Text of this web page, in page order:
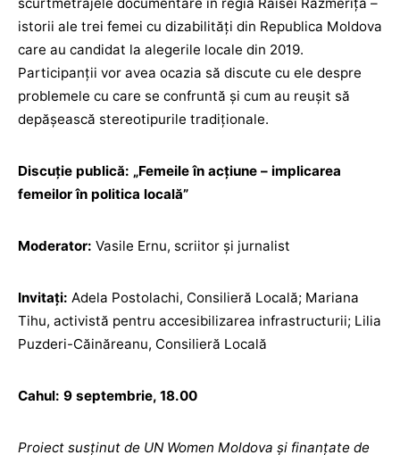
istorii ale trei femei cu dizabilități din Republica Moldova
care au candidat la alegerile locale din 2019.
Participanții vor avea ocazia să discute cu ele despre
problemele cu care se confruntă și cum au reușit să
depășească stereotipurile tradiționale.
Discuție publică: „Femeile în acţiune – implicarea
femeilor în politica locală”
Moderator: Vasile Ernu, scriitor și jurnalist
Invitaţi: Adela Postolachi, Consilieră Locală; Mariana
Tihu, activistă pentru accesibilizarea infrastructurii; Lilia
Puzderi-Căinăreanu, Consilieră Locală
Cahul: 9 septembrie, 18.00
Proiect susținut de UN Women Moldova și finanțate de